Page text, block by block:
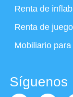
Renta de
Renta de
Mobiliario
Síguenos